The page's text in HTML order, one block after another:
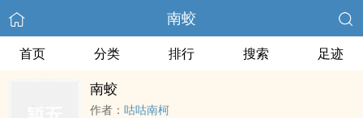
南蛟
首页 分类 排行 搜索 足迹
南蛟
作者： 咕咕南柯